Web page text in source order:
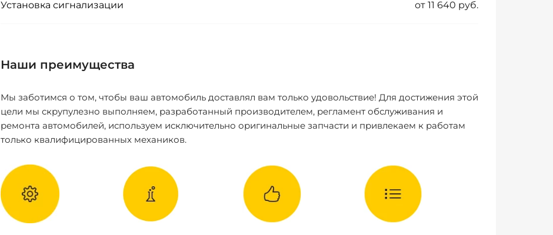
Установка сигнализации от 11 640 руб.
Наши преимущества
Мы заботимся о том, чтобы ваш автомобиль доставлял вам только удовольствие! Для достижения этой
цели мы скрупулезно выполняем, разработанный производителем, регламент обслуживания и
ремонта автомобилей, используем исключительно оригинальные запчасти и привлекаем к работам
только квалифицированных механиков.